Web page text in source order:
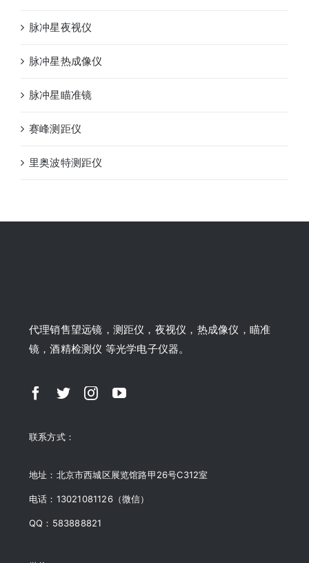
脉冲星夜视仪
脉冲星热成像仪
脉冲星瞄准镜
赛峰测距仪
里奥波特测距仪
代理销售望远镜，测距仪，夜视仪，热成像仪，瞄准
镜，酒精检测仪 等光学电子仪器。
联系方式：
地址：北京市西城区展览馆路甲26号C312室
电话：13021081126（微信）
QQ：583888821